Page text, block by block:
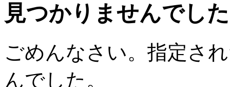
見つかりませんでした
ごめんなさい。指定さ
んでした。